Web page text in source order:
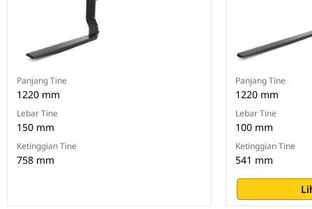
Panjang Tine
1220 mm
Lebar Tine
150 mm
Ketinggian Tine
758 mm
Panjang Tine
1220 mm
Lebar Tine
100 mm
Ketinggian Tine
541 mm